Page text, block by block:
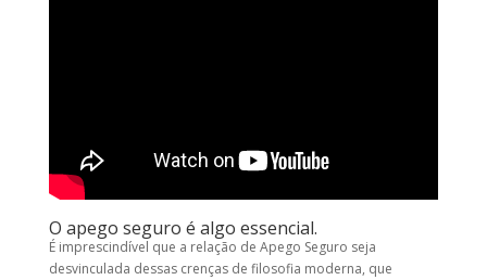
O apego seguro é algo essencial.
É imprescindível que a relação de Apego Seguro seja
desvinculada dessas crenças de filosofia moderna, que